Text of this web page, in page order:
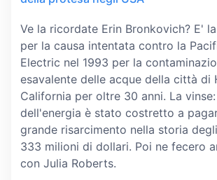
Ve la ricordate Erin Bronkovich? E'
per la causa intentata contro la
Electric nel 1993 per la
esavalente delle acque della città di
California per oltre 30 anni. La
dell'energia è stato costretto a
grande risarcimento nella storia
333 milioni di dollari. Poi ne fecero
con Julia Roberts.